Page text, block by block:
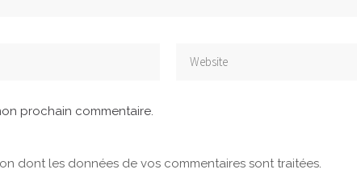
prochain commentaire.
dont les données de vos commentaires sont traitées.